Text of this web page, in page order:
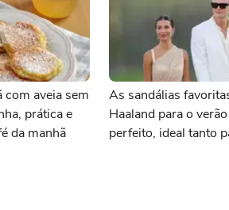
com aveia sem
prática e
da manhã
As sandálias
Haaland para o
perfeito, ideal tanto